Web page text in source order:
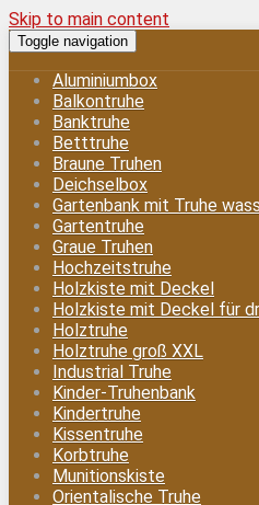
Skip to main content
Toggle navigation
Aluminiumbox
Balkontruhe
Banktruhe
Betttruhe
Braune Truhen
Deichselbox
Gartenbank mit Truhe
Gartentruhe
Graue Truhen
Hochzeitstruhe
Holzkiste mit Deckel
Holzkiste mit Deckel für
Holztruhe
Holztruhe groß XXL
Industrial Truhe
Kinder-Truhenbank
Kindertruhe
Kissentruhe
Korbtruhe
Munitionskiste
Orientalische Truhe